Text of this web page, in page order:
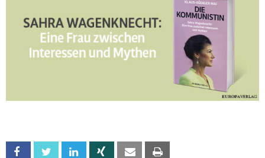
Facebook Twitter Linkedin Xing Email